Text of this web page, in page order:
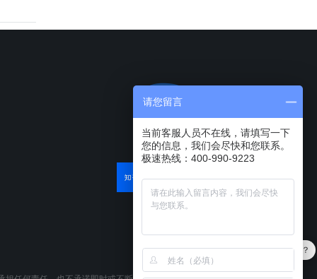
最近有优惠吗？
请您留言
当前客服人员不在线，请填写一下
您的信息，我们会尽快和您联系。
极速热线：400-990-9223